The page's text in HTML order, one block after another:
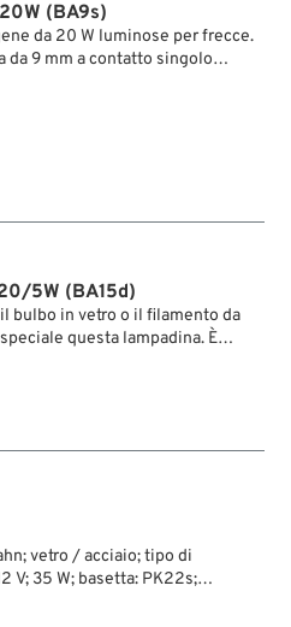
(BA9s)
da 20 W luminose per frecce.
da 9 mm a contatto singolo
l’inserimento.
5W (BA15d)
bulbo in vetro o il filamento da
questa lampadina. È
a doppio contatto che consente
lampadine da 6 V in entrambi i
vetro / acciaio; tipo di
V; 35 W; basetta: PK22s;
68851-98; peso lordo: 10 g